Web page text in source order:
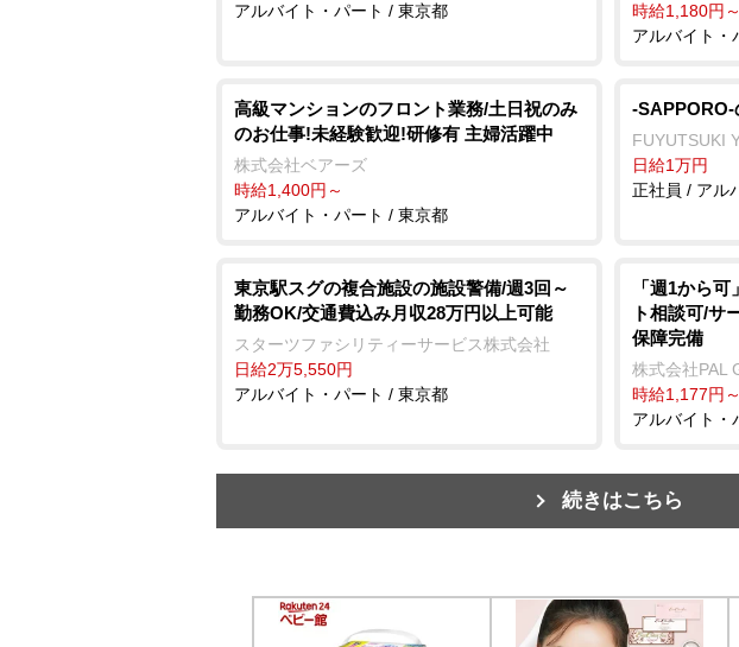
アルバイト・パート / 東京都
時給1,180円
アルバイト・
⾼級マンションのフロント業務/土日祝のみ
のお仕事!未経験歓迎!研修有 主婦活躍中
株式会社ベアーズ
時給1,400円～
アルバイト・パート / 東京都
-SAPPORO-
FUYUTSUKI
日給1万円
正社員 / アル
東京駅スグの複合施設の施設警備/週3回～
勤務OK/交通費込み月収28万円以上可能
スターツファシリティーサービス株式会社
日給2万5,550円
アルバイト・パート / 東京都
「週1から
ト相談可/サ
保障完備
株式会社PAL
時給1,177円
アルバイト・
続きはこちら